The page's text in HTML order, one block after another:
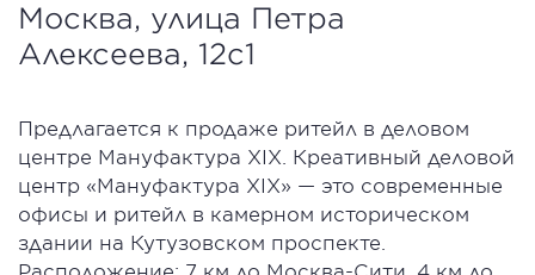
Москва, улица Петра
Алексеева, 12с1
Предлагается к продаже ритейл в деловом
центре Мануфактура XIX. Креативный деловой
центр «Мануфактура XIX» — это современные
офисы и ритейл в камерном историческом
здании на Кутузовском проспекте.
Расположение: 7 км до Москва-Сити, 4 км до